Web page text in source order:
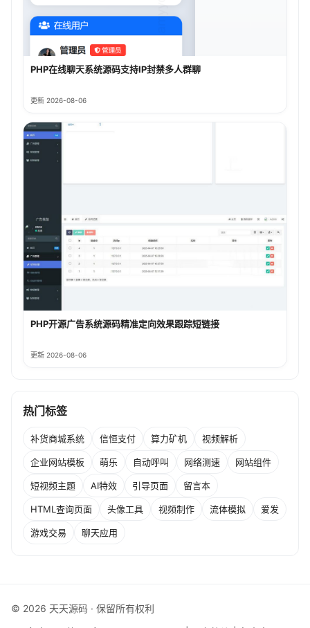
PHP在线聊天系统源码支持IP封禁多人群聊
更新 2026-08-06
PHP开源广告系统源码精准定向效果跟踪短链接
更新 2026-08-06
热门标签
补货商城系统 信恒支付 算力矿机 视频解析
企业网站模板 萌乐 自动呼叫 网络测速 网站组件
短视频主题 AI特效 引导页面 留言本
HTML查询页面 头像工具 视频制作 流体模拟 爱发
游戏交易 聊天应用
© 2026 天天源码 · 保留所有权利